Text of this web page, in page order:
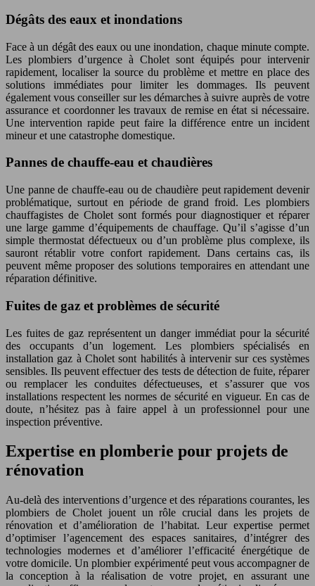
Dégâts des eaux et inondations
Face à un dégât des eaux ou une inondation, chaque minute compte.
Les plombiers d’urgence à Cholet sont équipés pour intervenir
rapidement, localiser la source du problème et mettre en place des
solutions immédiates pour limiter les dommages. Ils peuvent
également vous conseiller sur les démarches à suivre auprès de votre
assurance et coordonner les travaux de remise en état si nécessaire.
Une intervention rapide peut faire la différence entre un incident
mineur et une catastrophe domestique.
Pannes de chauffe-eau et chaudières
Une panne de chauffe-eau ou de chaudière peut rapidement devenir
problématique, surtout en période de grand froid. Les plombiers
chauffagistes de Cholet sont formés pour diagnostiquer et réparer
une large gamme d’équipements de chauffage. Qu’il s’agisse d’un
simple thermostat défectueux ou d’un problème plus complexe, ils
sauront rétablir votre confort rapidement. Dans certains cas, ils
peuvent même proposer des solutions temporaires en attendant une
réparation définitive.
Fuites de gaz et problèmes de sécurité
Les fuites de gaz représentent un danger immédiat pour la sécurité
des occupants d’un logement. Les plombiers spécialisés en
installation gaz à Cholet sont habilités à intervenir sur ces systèmes
sensibles. Ils peuvent effectuer des tests de détection de fuite, réparer
ou remplacer les conduites défectueuses, et s’assurer que vos
installations respectent les normes de sécurité en vigueur. En cas de
doute, n’hésitez pas à faire appel à un professionnel pour une
inspection préventive.
Expertise en plomberie pour projets de
rénovation
Au-delà des interventions d’urgence et des réparations courantes, les
plombiers de Cholet jouent un rôle crucial dans les projets de
rénovation et d’amélioration de l’habitat. Leur expertise permet
d’optimiser l’agencement des espaces sanitaires, d’intégrer des
technologies modernes et d’améliorer l’efficacité énergétique de
votre domicile. Un plombier expérimenté peut vous accompagner de
la conception à la réalisation de votre projet, en assurant une